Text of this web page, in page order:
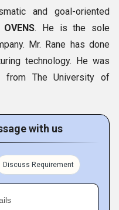
and goal-oriented
OVENS. He is the sole
Mr. Rane has done
technology. He was
from The University of
technical foundation to
workers have techno-
and loyalty with the
sensitive to the market
different operations.
with us
Discuss Requirement